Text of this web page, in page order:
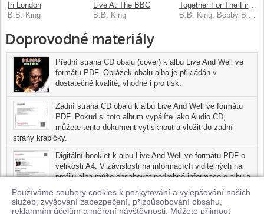
Používáme soubory cookies k poskytování a vylepšování našich
služeb, zvyšování zabezpečení, přizpůsobování obsahu,
reklamním účelům a měření návštěvnosti. Můžete přijmout
In London
B.B. King
Live At The BBC
B.B. King
Together For The First Time...Live
B.B. King, Bobby Bland
Doprovodné materiály
Přední strana CD obalu (cover) k albu Live And Well ve
formátu PDF. Obrázek obalu alba je přikládán v
dostatečné kvalitě, vhodné i pro tisk.
Zadní strana CD obalu k albu Live And Well ve formátu
PDF. Pokud si toto album vypálíte jako Audio CD,
můžete tento dokument vytisknout a vložit do zadní
strany krabičky.
Digitální booklet k albu Live And Well ve formátu PDF o
velikosti A4. V závislosti na informacích viditelných na
profilu alba může obsahovat podrobné informace o albu a
jednotlivých skladbách, včetně seznamu participujících
umělců, přesného data a místa nahrání pro každou ze
skladeb. Digitální booklet je tisknutelnou variantou profilu alba.